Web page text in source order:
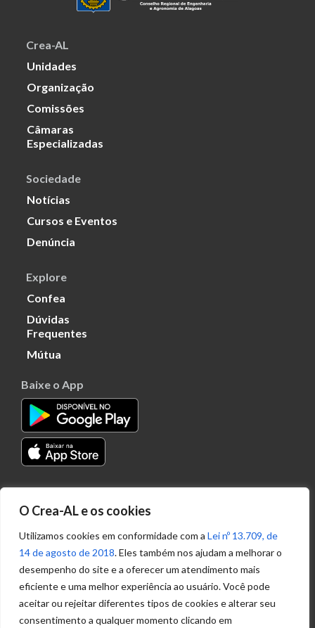
O Crea-AL e os cookies
Utilizamos cookies em conformidade com a Lei nº 13.709, de
14 de agosto de 2018. Eles também nos ajudam a melhorar o
desempenho do site e a oferecer um atendimento mais
eficiente e uma melhor experiência ao usuário. Você pode
aceitar ou rejeitar diferentes tipos de cookies e alterar seu
consentimento a qualquer momento clicando em
Crea-AL
Unidades
Organização
Comissões
Câmaras
Especializadas
Sociedade
Notícias
Cursos e Eventos
Denúncia
Explore
Confea
Dúvidas
Frequentes
Mútua
Baixe o App
Transparência
Portal
Acesso à
Informação
Política de
Privacidade de